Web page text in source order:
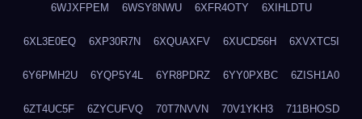
6WJXFPEM 6WSY8NWU 6XFR4OTY 6XIHLDTU
6XL3E0EQ 6XP30R7N 6XQUAXFV 6XUCD56H 6XVXTC5I
6Y6PMH2U 6YQP5Y4L 6YR8PDRZ 6YY0PXBC 6ZISH1A0
6ZT4UC5F 6ZYCUFVQ 70T7NVVN 70V1YKH3 711BHOSD